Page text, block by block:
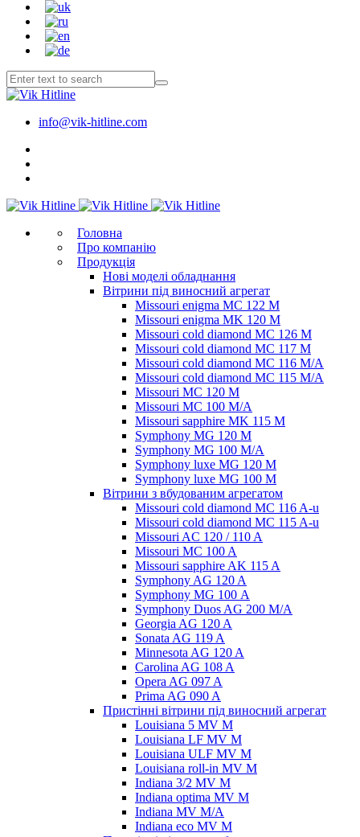
info@vik-hitline.com
Головна
Про компанію
Продукція
Нові моделі обладнання
Вітрини під виносний агрегат
Missouri enigma MC 122 M
Missouri enigma MK 120 M
Missouri cold diamond MC 126 M
Missouri cold diamond MC 117 M
Missouri cold diamond MC 116 M/A
Missouri cold diamond MC 115 M/A
Missouri MC 120 M
Missouri MC 100 M/A
Missouri sapphire MK 115 M
Symphony MG 120 M
Symphony MG 100 M/А
Symphony luxe MG 120 M
Symphony luxe MG 100 M
Вітрини з вбудованим агрегатом
Missouri cold diamond MC 116 A-u
Missouri cold diamond MC 115 A-u
Missouri AC 120 / 110 A
Missouri MC 100 A
Missouri sapphire AK 115 A
Symphony AG 120 A
Symphony MG 100 А
Symphony Duos AG 200 M/A
Georgia AG 120 A
Sonata AG 119 A
Minnesota AG 120 A
Carolina AG 108 A
Opera AG 097 A
Prima AG 090 A
Пристінні вітрини під виносний агрегат
Louisiana 5 MV M
Louisiana LF MV M
Louisiana ULF MV M
Louisiana roll-in MV M
Indiana 3/2 MV M
Indiana optima MV M
Indiana MV M/A
Indiana eco MV M